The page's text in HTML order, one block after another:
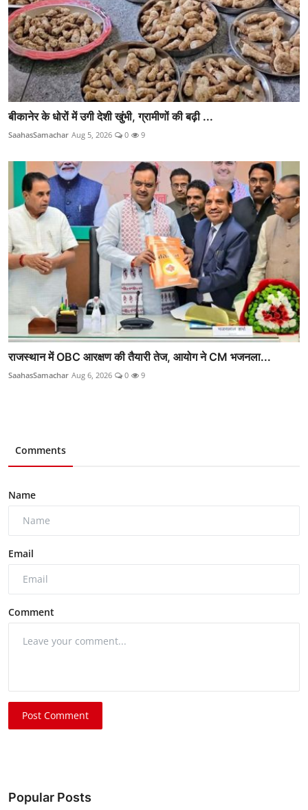
बीकानेर के धोरों में उगी देशी खुंभी, ग्रामीणों की बढ़ी ...
SaahasSamachar Aug 5, 2026 0 9
राजस्थान में OBC आरक्षण की तैयारी तेज, आयोग ने CM भजनला...
SaahasSamachar Aug 6, 2026 0 9
Comments
Name
Email
Comment
Post Comment
Popular Posts